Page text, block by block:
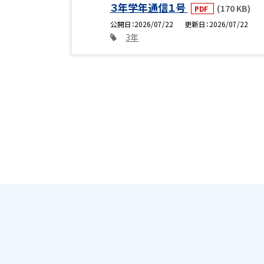
３年学年通信１号 PDF (170 KB)
公開日 2026/07/22 更新日 2026/07/22
3年